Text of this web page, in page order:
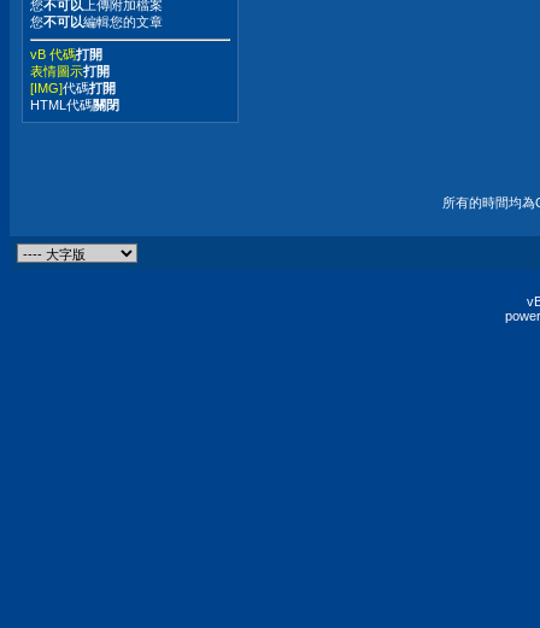
您不可以 上傳附加檔案
您不可以編輯您的文章
vB 代碼打開
表情圖示打開
[IMG]代碼打開
HTML代碼關閉
所有的時間均為